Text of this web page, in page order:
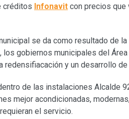
créditos Infonavit con precios que
se da como resultado de
los gobiernos municipales del
redensifiacación y un desarrollo
de las instalaciones Alcalde
mejor acondicionadas,
el servicio.